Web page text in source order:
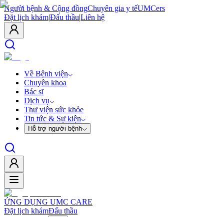
Người bệnh & Cộng đồngChuyên gia y tếUMCers
Đặt lịch khám|Đấu thầu|Liên hệ
Về Bệnh viện
Chuyên khoa
Bác sĩ
Dịch vụ
Thư viện sức khỏe
Tin tức & Sự kiện
Hỗ trợ người bệnh
ỨNG DỤNG UMC CARE
Đặt lịch khámĐấu thầu